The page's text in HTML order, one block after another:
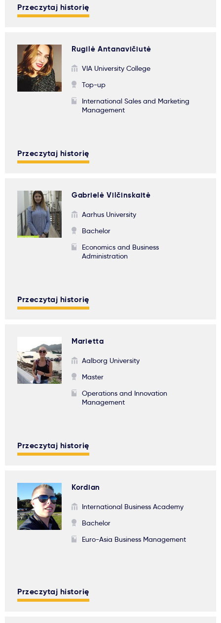
Przeczytaj historię
Rugilė Antanavičiutė
VIA University College
Top-up
International Sales and Marketing
Management
Przeczytaj historię
Gabrielė Vilčinskaitė
Aarhus University
Bachelor
Economics and Business
Administration
Przeczytaj historię
Marietta
Aalborg University
Master
Operations and Innovation
Management
Przeczytaj historię
Kordian
International Business Academy
Bachelor
Euro-Asia Business Management
Przeczytaj historię